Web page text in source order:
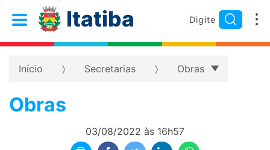
Itatiba
Início Secretarias Obras
Obras
03/08/2022 às 16h57